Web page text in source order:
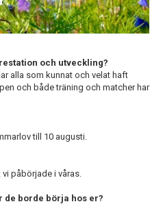
och utveckling?
alla som kunnat och velat haft
och både träning och matcher har
till 10 augusti.
påbörjade i våras.
de borde börja hos er?